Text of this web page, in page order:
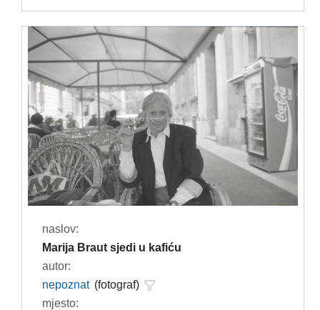
naslov:
Marija Braut sjedi u kafiću
autor:
nepoznat (fotograf)
mjesto: